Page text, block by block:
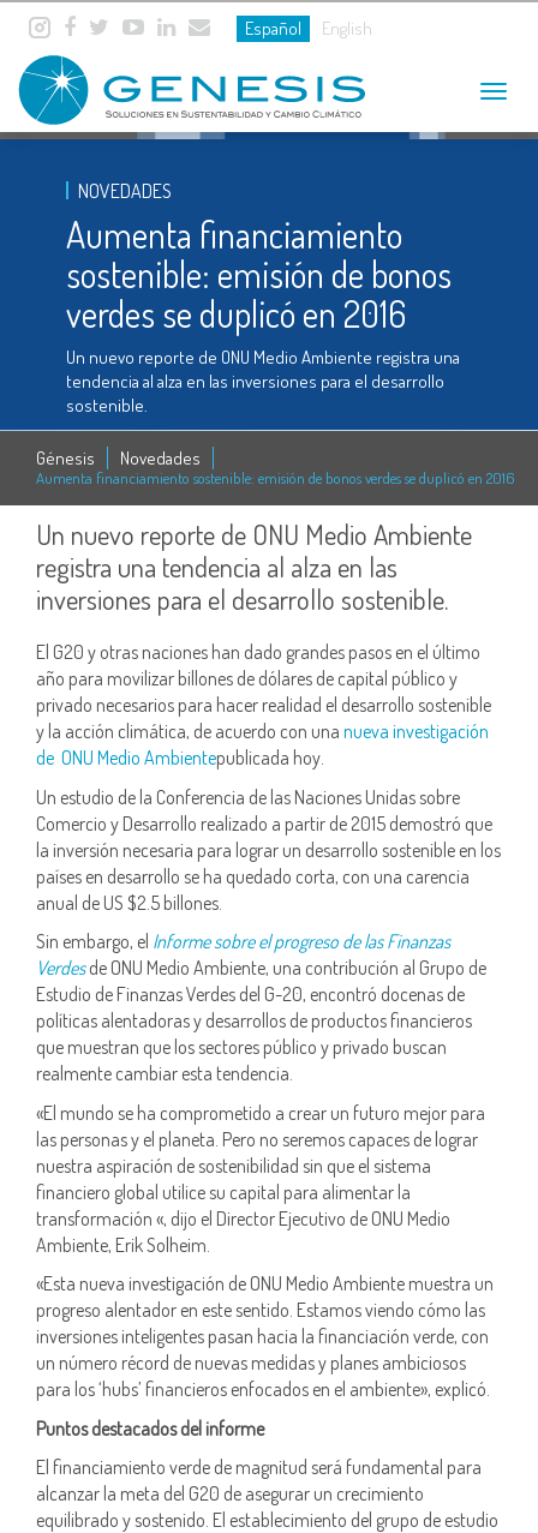
Español English
Toggle
NOVEDADES
Aumenta financiamiento
sostenible: emisión de bonos
verdes se duplicó en 2016
Un nuevo reporte de ONU Medio Ambiente registra una
tendencia al alza en las inversiones para el desarrollo
sostenible.
Génesis Novedades
Aumenta financiamiento sostenible: emisión de bonos verdes se duplicó en 2016
Un nuevo reporte de ONU Medio Ambiente
registra una tendencia al alza en las
inversiones para el desarrollo sostenible.
El G20 y otras naciones han dado grandes pasos en el último
año para movilizar billones de dólares de capital público y
privado necesarios para hacer realidad el desarrollo sostenible
y la acción climática, de acuerdo con una nueva investigación
de ONU Medio Ambientepublicada hoy.
Un estudio de la Conferencia de las Naciones Unidas sobre
Comercio y Desarrollo realizado a partir de 2015 demostró que
la inversión necesaria para lograr un desarrollo sostenible en los
países en desarrollo se ha quedado corta, con una carencia
anual de US $2.5 billones.
Sin embargo, el Informe sobre el progreso de las Finanzas
Verdesde ONU Medio Ambiente, una contribución al Grupo de
Estudio de Finanzas Verdes del G-20, encontró docenas de
políticas alentadoras y desarrollos de productos financieros
que muestran que los sectores público y privado buscan
realmente cambiar esta tendencia.
«El mundo se ha comprometido a crear un futuro mejor para
las personas y el planeta. Pero no seremos capaces de lograr
nuestra aspiración de sostenibilidad sin que el sistema
financiero global utilice su capital para alimentar la
transformación «, dijo el Director Ejecutivo de ONU Medio
Ambiente, Erik Solheim.
«Esta nueva investigación de ONU Medio Ambiente muestra un
progreso alentador en este sentido. Estamos viendo cómo las
inversiones inteligentes pasan hacia la financiación verde, con
un número récord de nuevas medidas y planes ambiciosos
para los ‘hubs’ financieros enfocados en el ambiente», explicó.
Puntos destacados del informe
El financiamiento verde de magnitud será fundamental para
alcanzar la meta del G20 de asegurar un crecimiento
equilibrado y sostenido. El establecimiento del grupo de estudio